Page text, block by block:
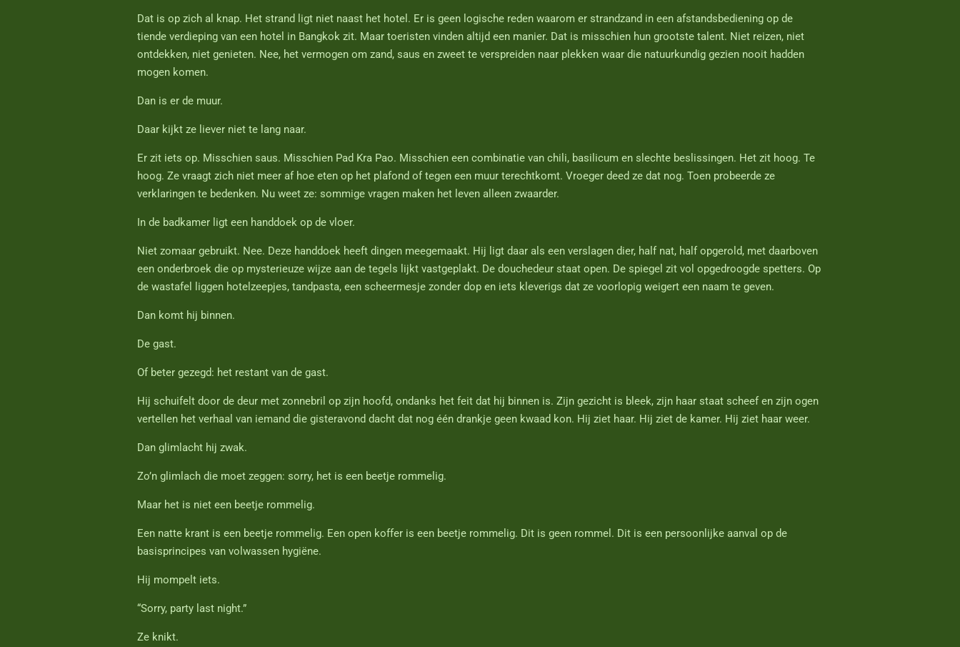
Dat is op zich al knap. Het strand ligt niet naast het hotel. Er is geen logische reden waarom er strandzand in een afstandsbediening op de
tiende verdieping van een hotel in Bangkok zit. Maar toeristen vinden altijd een manier. Dat is misschien hun grootste talent. Niet reizen, niet
ontdekken, niet genieten. Nee, het vermogen om zand, saus en zweet te verspreiden naar plekken waar die natuurkundig gezien nooit hadden
mogen komen.
Dan is er de muur.
Daar kijkt ze liever niet te lang naar.
Er zit iets op. Misschien saus. Misschien Pad Kra Pao. Misschien een combinatie van chili, basilicum en slechte beslissingen. Het zit hoog. Te
hoog. Ze vraagt zich niet meer af hoe eten op het plafond of tegen een muur terechtkomt. Vroeger deed ze dat nog. Toen probeerde ze
verklaringen te bedenken. Nu weet ze: sommige vragen maken het leven alleen zwaarder.
In de badkamer ligt een handdoek op de vloer.
Niet zomaar gebruikt. Nee. Deze handdoek heeft dingen meegemaakt. Hij ligt daar als een verslagen dier, half nat, half opgerold, met daarboven
een onderbroek die op mysterieuze wijze aan de tegels lijkt vastgeplakt. De douchedeur staat open. De spiegel zit vol opgedroogde spetters. Op
de wastafel liggen hotelzeepjes, tandpasta, een scheermesje zonder dop en iets kleverigs dat ze voorlopig weigert een naam te geven.
Dan komt hij binnen.
De gast.
Of beter gezegd: het restant van de gast.
Hij schuifelt door de deur met zonnebril op zijn hoofd, ondanks het feit dat hij binnen is. Zijn gezicht is bleek, zijn haar staat scheef en zijn ogen
vertellen het verhaal van iemand die gisteravond dacht dat nog één drankje geen kwaad kon. Hij ziet haar. Hij ziet de kamer. Hij ziet haar weer.
Dan glimlacht hij zwak.
Zo’n glimlach die moet zeggen: sorry, het is een beetje rommelig.
Maar het is niet een beetje rommelig.
Een natte krant is een beetje rommelig. Een open koffer is een beetje rommelig. Dit is geen rommel. Dit is een persoonlijke aanval op de
basisprincipes van volwassen hygiëne.
Hij mompelt iets.
“Sorry, party last night.”
Ze knikt.